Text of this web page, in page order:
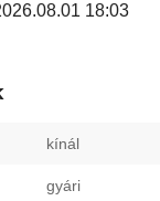
18:03
kínál
gyári